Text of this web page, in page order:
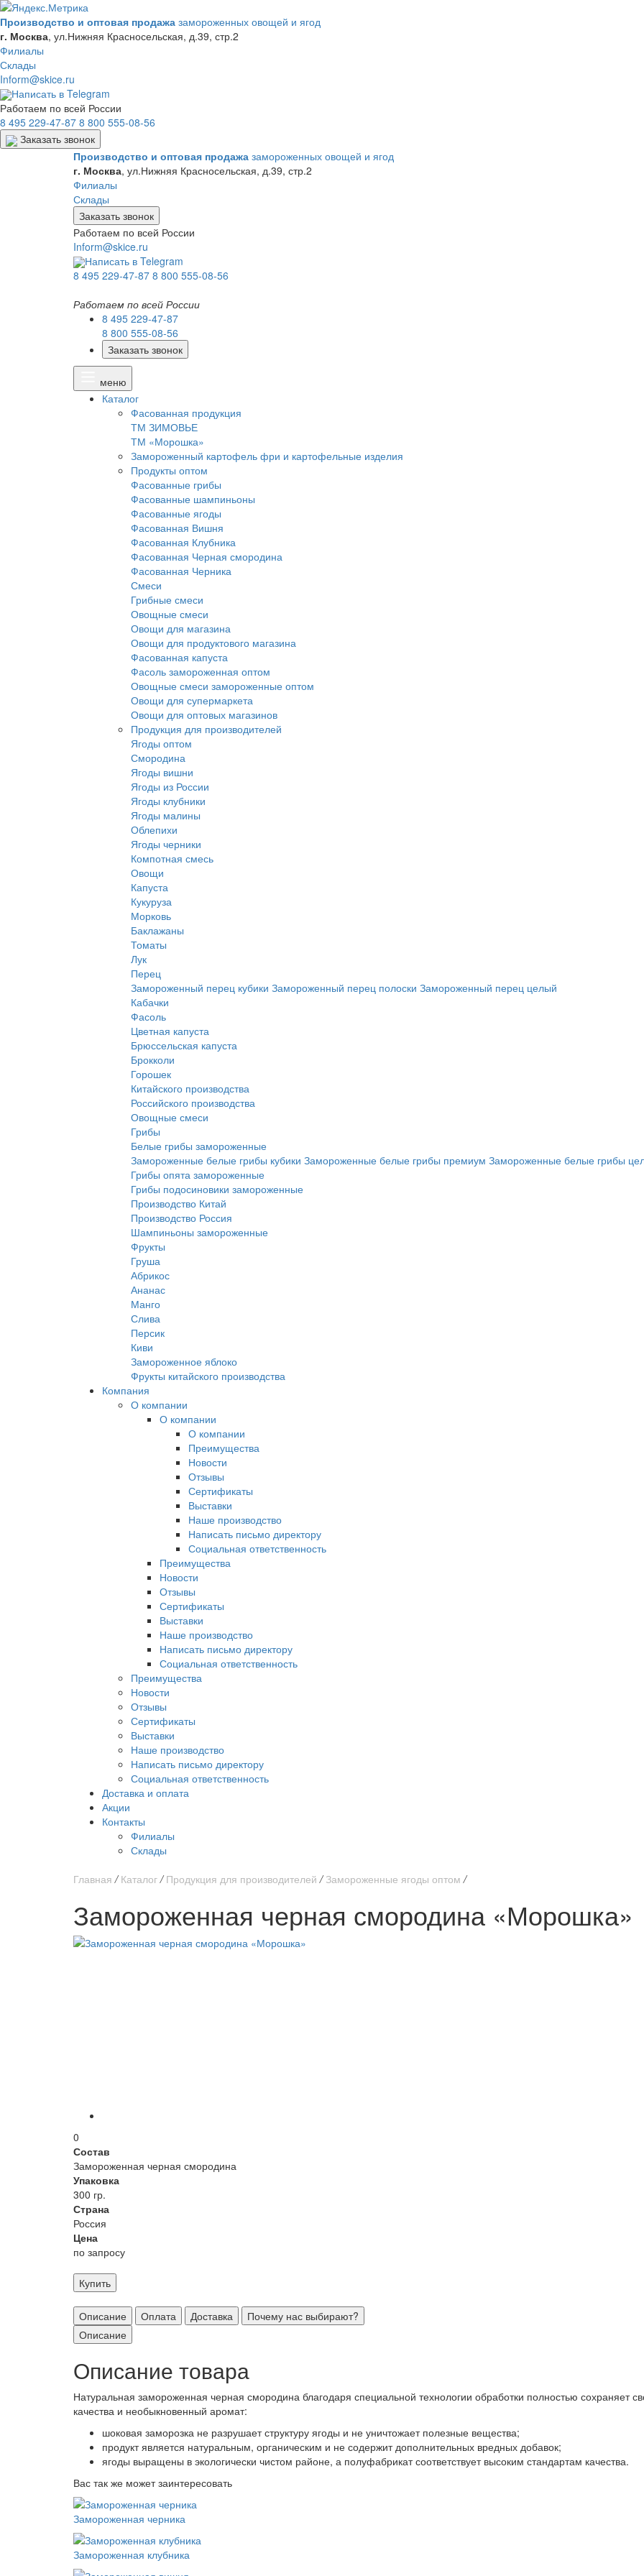
Производство и оптовая продажа замороженных овощей и ягод
г. Москва, ул.Нижняя Красносельская, д.39, стр.2
Филиалы
Склады
Inform@skice.ru
Написать в Telegram
Работаем по всей России
8 495 229-47-87 8 800 555-08-56
Заказать звонок
Производство и оптовая продажа замороженных овощей и ягод
г. Москва, ул.Нижняя Красносельская, д.39, стр.2
Филиалы
Склады
Заказать звонок
Работаем по всей России
Inform@skice.ru
Написать в Telegram
8 495 229-47-87 8 800 555-08-56
Работаем по всей России
8 495 229-47-87
8 800 555-08-56
Заказать звонок
меню
Каталог
Фасованная продукция
ТМ ЗИМОВЬЕ
ТМ «Морошка»
Замороженный картофель фри и картофельные изделия
Продукты оптом
Фасованные грибы
Фасованные шампиньоны
Фасованные ягоды
Фасованная Вишня
Фасованная Клубника
Фасованная Черная смородина
Фасованная Черника
Смеси
Грибные смеси
Овощные смеси
Овощи для магазина
Овощи для продуктового магазина
Фасованная капуста
Фасоль замороженная оптом
Овощные смеси замороженные оптом
Овощи для супермаркета
Овощи для оптовых магазинов
Продукция для производителей
Ягоды оптом
Смородина
Ягоды вишни
Ягоды из России
Ягоды клубники
Ягоды малины
Облепихи
Ягоды черники
Компотная смесь
Овощи
Капуста
Кукуруза
Морковь
Баклажаны
Томаты
Лук
Перец
Замороженный перец кубики Замороженный перец полоски Замороженный перец целый
Кабачки
Фасоль
Цветная капуста
Брюссельская капуста
Брокколи
Горошек
Китайского производства
Российского производства
Овощные смеси
Грибы
Белые грибы замороженные
Замороженные белые грибы кубики Замороженные белые грибы премиум Замороженные белые грибы
Грибы опята замороженные
Грибы подосиновики замороженные
Производство Китай
Производство Россия
Шампиньоны замороженные
Фрукты
Груша
Абрикос
Ананас
Манго
Слива
Персик
Киви
Замороженное яблоко
Фрукты китайского производства
Компания
О компании
О компании
О компании
Преимущества
Новости
Отзывы
Сертификаты
Выставки
Наше производство
Написать письмо директору
Социальная ответственность
Преимущества
Новости
Отзывы
Сертификаты
Выставки
Наше производство
Написать письмо директору
Социальная ответственность
Преимущества
Новости
Отзывы
Сертификаты
Выставки
Наше производство
Написать письмо директору
Социальная ответственность
Доставка и оплата
Акции
Контакты
Филиалы
Склады
Главная / Каталог / Продукция для производителей / Замороженные ягоды оптом /
Замороженная черная смородина «Морошка»
0
Состав
Замороженная черная смородина
Упаковка
300 гр.
Страна
Россия
Цена
по запросу
Купить
Описание Оплата Доставка
Почему нас выбирают?
Описание
Описание товара
Натуральная замороженная черная смородина благодаря специальной технологии обработки полностью сохраняет
качества и необыкновенный аромат:
шоковая заморозка не разрушает структуру ягоды и не уничтожает полезные вещества;
продукт является натуральным, органическим и не содержит дополнительных вредных добавок;
ягоды выращены в экологически чистом районе, а полуфабрикат соответствует высоким стандартам качества.
Вас так же может заинтересовать
Замороженная черника
Замороженная клубника